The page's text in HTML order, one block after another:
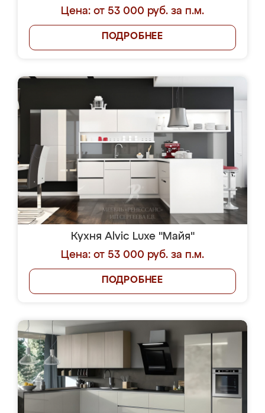
Цена: от 53 000 руб. за п.м.
ПОДРОБНЕЕ
Кухня Alvic Luxe "Майя"
Цена: от 53 000 руб. за п.м.
ПОДРОБНЕЕ